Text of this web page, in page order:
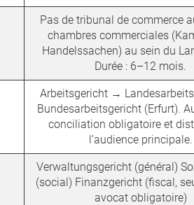
Pas de tribunal de commerce
chambres commerciales
Handelssachen) au sein du
Durée : 6–12 mois.
Arbeitsgericht →
Bundesarbeitsgericht (Erfurt).
conciliation obligatoire et
l’audience principale.
Verwaltungsgericht (général)
(social) Finanzgericht (fiscal,
avocat obligatoire)